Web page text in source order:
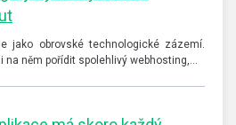
jako obrovské technologické zázemí.
na něm pořídit spolehlivý webhosting,…